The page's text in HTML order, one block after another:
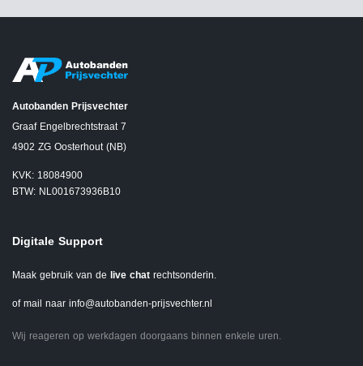
Autobanden Prijsvechter
Graaf Engelbrechtstraat 7
4902 ZG Oosterhout (NB)
KVK: 18084900
BTW: NL001673936B10
Digitale Support
Maak gebruik van de live chat rechtsonderin.
of mail naar info@autobanden-prijsvechter.nl
Wij reageren op werkdagen doorgaans binnen enkele uren.